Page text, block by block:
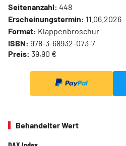
Seitenanzahl: 448
Erscheinungstermin: 11.06.2026
Format: Klappenbroschur
ISBN: 978-3-68932-073-7
Preis: 39,90 €
Behandelter Wert